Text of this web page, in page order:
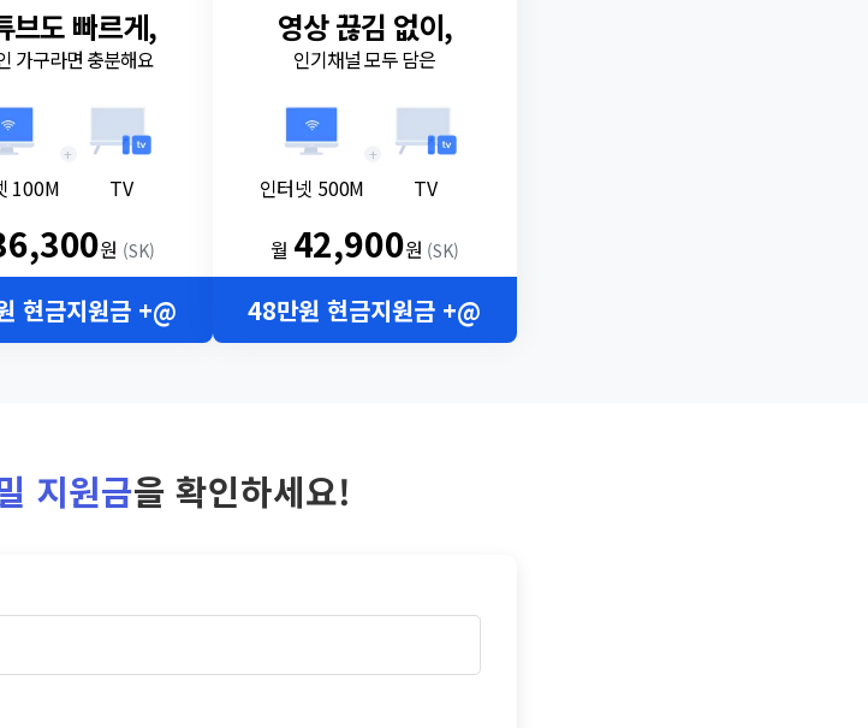
브도 빠르게,
가구라면 충분해요
100M
+
TV
원 (SK)
현금지원금 +@
영상 끊김 없이,
인기채널 모두 담은
인터넷 500M
+
TV
월 42,900원 (SK)
48만원 현금지원금 +@
지원금을 확인하세요!